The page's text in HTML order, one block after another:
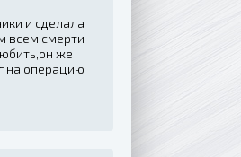
и сделала
всем смерти
же
на операцию